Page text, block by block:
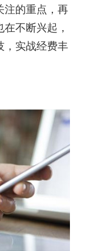
注的重点，再
不断兴起，
，实战经费丰